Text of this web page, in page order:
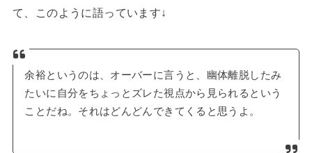
て、このように語っています↓
余裕というのは、オーバーに言うと、幽体離脱したみ
たいに自分をちょっとズレた視点から見られるという
ことだね。それはどんどんできてくると思うよ。